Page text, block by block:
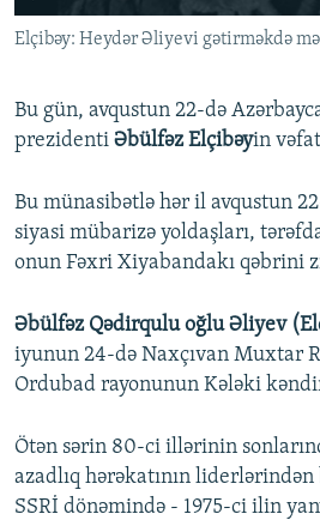
İZ - MƏDƏNIYYƏT PROQRAMI
MATERIALLARIMIZDAN ISTIFADƏ
AZADLIQRADIOSU MOBIL
BIZIMLƏ ƏLAQƏ
XƏBƏR BÜLLETENLƏRIMIZ
BIZI IZLƏ
RFE/RL-in bütün saytları
Elçibəy: Heydər Əliyevi gətirməkdə
Bu gün, avqustun 22-də
prezidenti Əbülfəz Elçibəyin
Bu münasibətlə hər il avqustun
siyasi mübarizə yoldaşları,
onun Fəxri Xiyabandakı qəbrini
Əbülfəz Qədirqulu oğlu Əliyev
iyunun 24-də Naxçıvan Muxtar
Ordubad rayonunun Kələki
Ötən sərin 80-ci illərinin
azadlıq hərəkatının
SSRİ dönəmində - 1975-ci ilin